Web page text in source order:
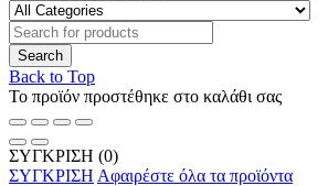
Back to Top
Το προϊόν προστέθηκε στο καλάθι σας
ΣΥΓΚΡΙΣΗ (0)
ΣΥΓΚΡΙΣΗ Αφαιρέστε όλα τα προϊόντα